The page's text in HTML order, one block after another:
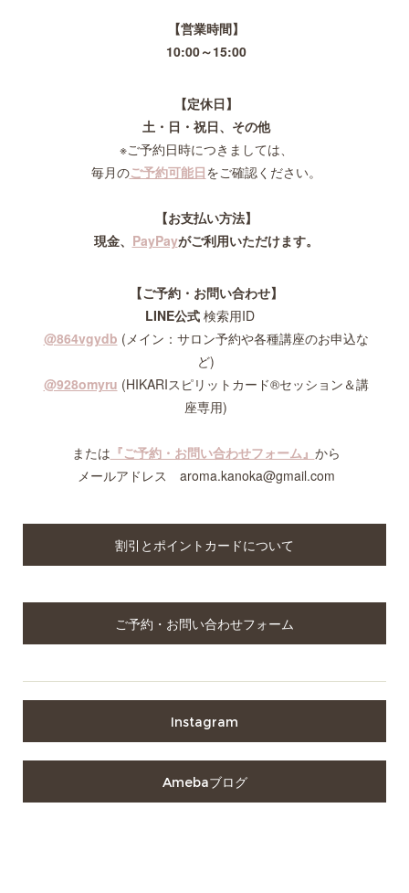
【営業時間】
10:00～15:00
【定休日】
土・日・祝日、その他
※ご予約日時につきましては、
毎月のご予約可能日をご確認ください。
【お支払い方法】
現金、 PayPayがご利用いただけます。
【ご予約・お問い合わせ】
LINE公式検索用ID
@864vgydb (メイン：サロン予約や各種講座のお申込な
ど)
@928omyru (HIKARIスピリットカード®セッション＆講
座専用)
または 『ご予約・お問い合わせフォーム』 から
メールアドレス aroma.kanoka@gmail.com
割引とポイントカードについて
ご予約・お問い合わせフォーム
Instagram
Amebaブログ